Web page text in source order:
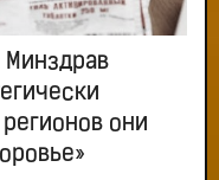
Минздрав
они